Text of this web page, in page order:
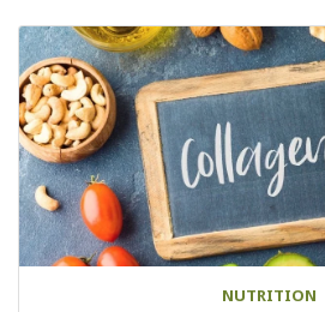
NUTRITION